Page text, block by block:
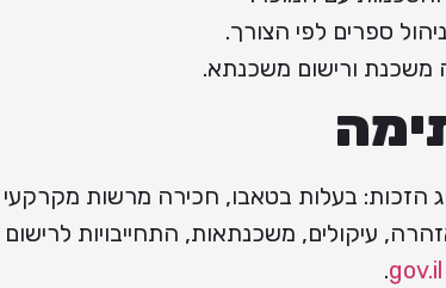
ספרים לפי הצורך.
משכנת ורישום משכנתא.
הזכות: בעלות בטאבו, חכירה מרשות מקרקעי
עיקולים, משכנתאות, התחייבויות לרישום
gov.il
.